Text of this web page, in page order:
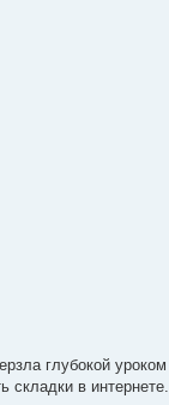
глубокой уроком
складки в